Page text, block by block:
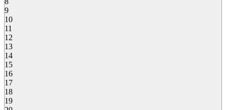
9
10
11
12
13
14
15
16
17
18
19